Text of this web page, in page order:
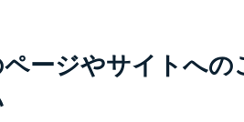
ージやサイトへ